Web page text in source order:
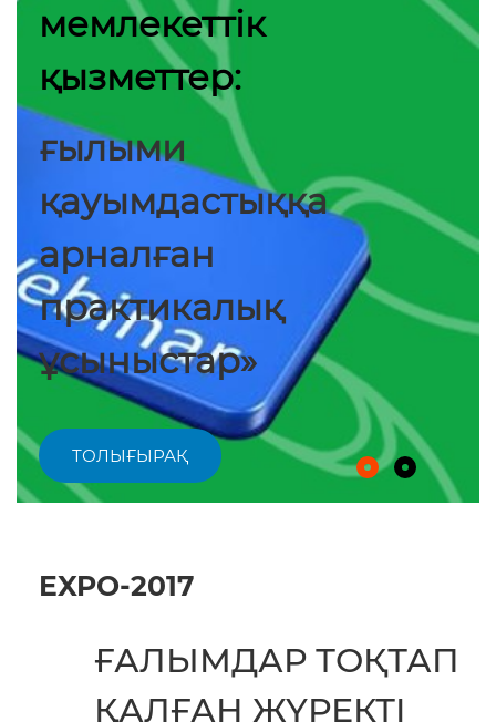
мемлекеттік
қызметтер:
ғылыми
қауымдастыққа
арналған
практикалық
ұсыныстар»
ТОЛЫҒЫРАҚ
EXPO-2017
ҒАЛЫМДАР ТОҚТАП
ҚАЛҒАН ЖҮРЕКТІ